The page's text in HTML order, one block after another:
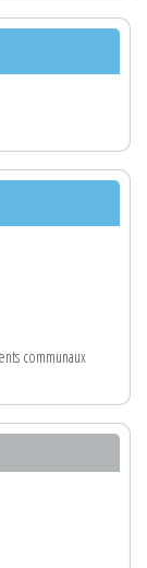
communaux